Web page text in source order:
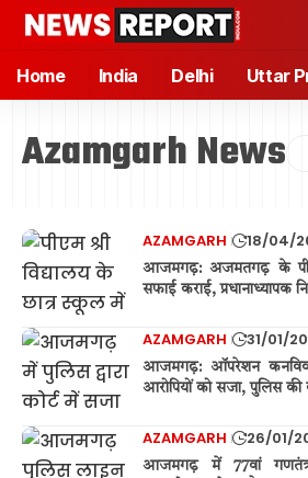
Home India Delhi Uttar
Azamgarh News
AZAMGARH 18/04/
आजमगढ़: अजमतगढ़ के पीएम
सफाई कराई, प्रधानाध्यापक
AZAMGARH 31/01/
आजमगढ़: ऑपरेशन
आरोपियों को सजा, पुलिस
AZAMGARH 26/01/
आजमगढ़ में 77वां